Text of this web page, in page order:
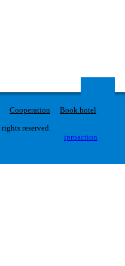
Cooperation
Book hotel
reserved.
iproaction